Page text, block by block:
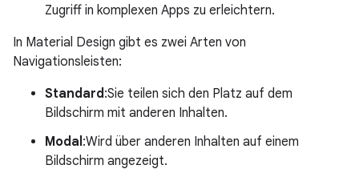
Zugriff in komplexen Apps zu erleichtern.
In Material Design gibt es zwei Arten von
Navigationsleisten:
Standard:Sie teilen sich den Platz auf dem
Bildschirm mit anderen Inhalten.
Modal:Wird über anderen Inhalten auf einem
Bildschirm angezeigt.